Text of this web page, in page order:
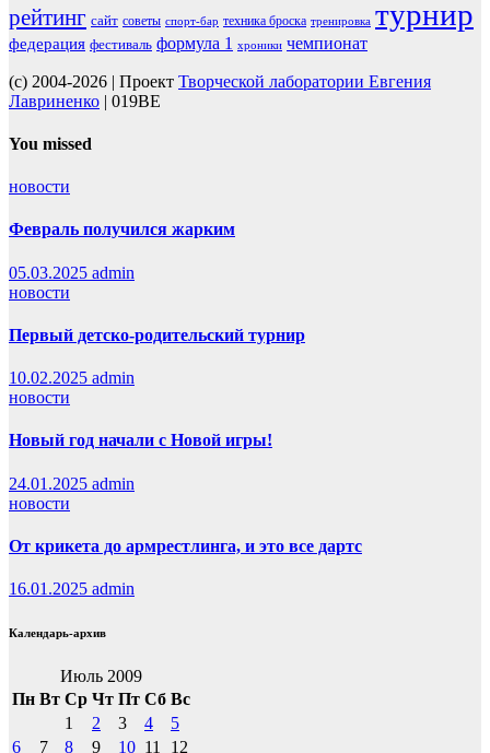
рейтинг сайт советы спорт-бар техника броска тренировка турнир
федерация фестиваль формула 1 хроники чемпионат
(c) 2004-2026 | Проект Творческой лаборатории Евгения
Лавриненко | 019BE
You missed
новости
Февраль получился жарким
05.03.2025 admin
новости
Первый детско-родительский турнир
10.02.2025 admin
новости
Новый год начали с Новой игры!
24.01.2025 admin
новости
От крикета до армрестлинга, и это все дартс
16.01.2025 admin
Календарь-архив
Июль 2009
Пн Вт Ср Чт Пт Сб Вс
1
2 3 4
5
6
7 8 9 10 11 12